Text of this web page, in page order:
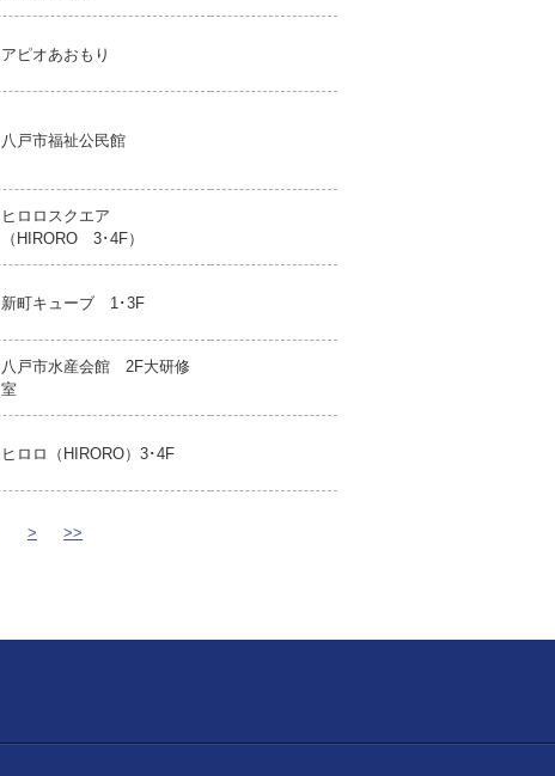
アピオあおもり
八戸市福祉公民館
ヒロロスクエア
（HIRORO 3･4F）
新町キューブ 1･3F
八戸市水産会館 2F大研修
室
ヒロロ（HIRORO）3･4F
> >>